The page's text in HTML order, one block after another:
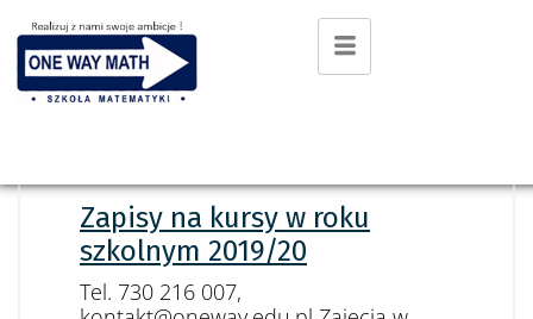
Zapisy na kursy w roku
szkolnym 2019/20
Tel. 730 216 007,